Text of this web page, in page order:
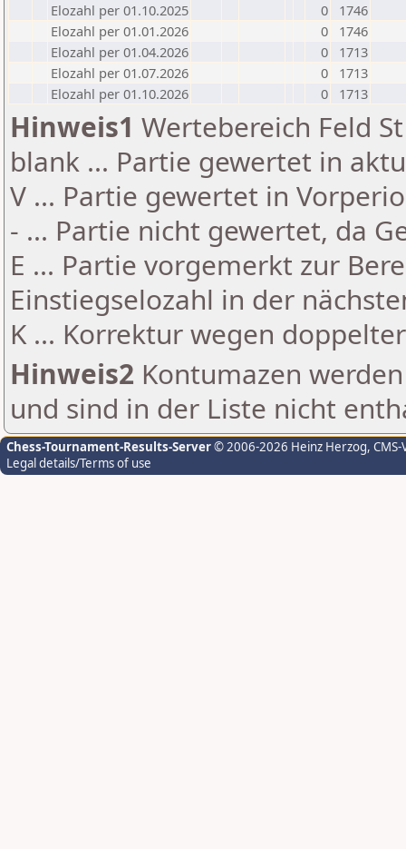
Elozahl per 01.10.2025
0
1746
Elozahl per 01.01.2026
0
1746
Elozahl per 01.04.2026
0
1713
Elozahl per 01.07.2026
0
1713
Elozahl per 01.10.2026
0 1713
Hinweis1 Wertebereich Feld
blank ... Partie gewertet in
V ... Partie gewertet in
- ... Partie nicht gewertet, da
E ... Partie vorgemerkt zur
Einstiegselozahl in der
K ... Korrektur wegen
Hinweis2 Kontumazen
und sind in der Liste nicht
Chess-Tournament-Results-Server© 2006-2026 Heinz Herzog,
Legal details/Terms of use